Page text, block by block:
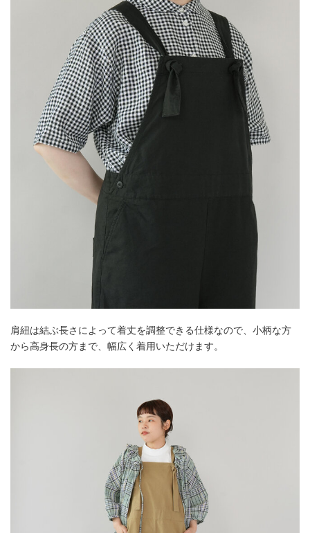
肩紐は結ぶ長さによって着丈を調整できる仕様なので、小柄な方
から高身長の方まで、幅広く着用いただけます。